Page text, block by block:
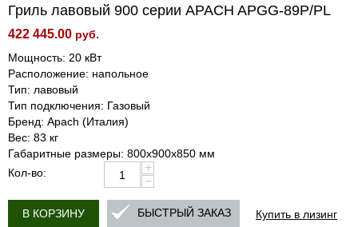
Гриль лавовый 900 серии APACH APGG-89P/PL
422 445.00 руб.
Мощность: 20 кВт
Расположение: напольное
Тип: лавовый
Тип подключения: Газовый
Бренд: Apach (Италия)
Вес: 83 кг
Габаритные размеры: 800х900х850 мм
Кол-во:
+
−
В КОРЗИНУ Купить в лизинг
БЫСТРЫЙ ЗАКАЗ